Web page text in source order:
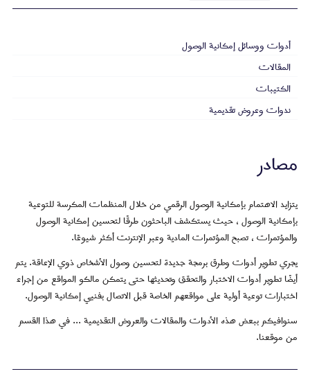
أدوات ووسائل إمكانية الوصول
المقالات
الكتيبات
ندوات وعروض تقديمية
مصادر
يتزايد الاهتمام بإمكانية الوصول الرقمي من خلال المنظمات المكرسة للتوعية
بإمكانية الوصول ، حيث يستكشف الباحثون طرقًا لتحسين إمكانية الوصول
والمؤتمرات ، تصبح المؤتمرات المادية وعبر الإنترنت أكثر شيوعًا.
يجري تطوير أدوات وطرق برمجة جديدة لتحسين وصول الأشخاص ذوي الإعاقة. يتم
أيضًا تطوير أدوات الاختبار والتحقق وتحديثها حتى يتمكن مالكو المواقع من إجراء
اختبارات توعية أولية على مواقعهم الخاصة قبل الاتصال بفنيي إمكانية الوصول.
سنوافيكم ببعض هذه الأدوات والمقالات والعروض التقديمية ... في هذا القسم
من موقعنا.